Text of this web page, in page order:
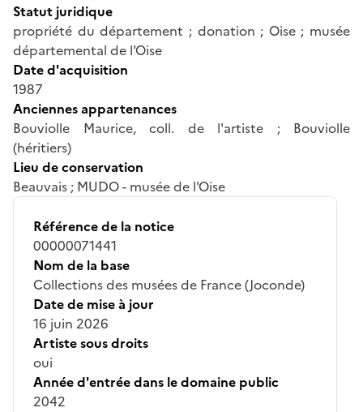
Statut juridique
propriété du département ; donation ; Oise ; musée
départemental de l'Oise
Date d'acquisition
1987
Anciennes appartenances
Bouviolle Maurice, coll. de l'artiste ; Bouviolle
(héritiers)
Lieu de conservation
Beauvais ; MUDO - musée de l'Oise
Référence de la notice
00000071441
Nom de la base
Collections des musées de France (Joconde)
Date de mise à jour
16 juin 2026
Artiste sous droits
oui
Année d'entrée dans le domaine public
2042